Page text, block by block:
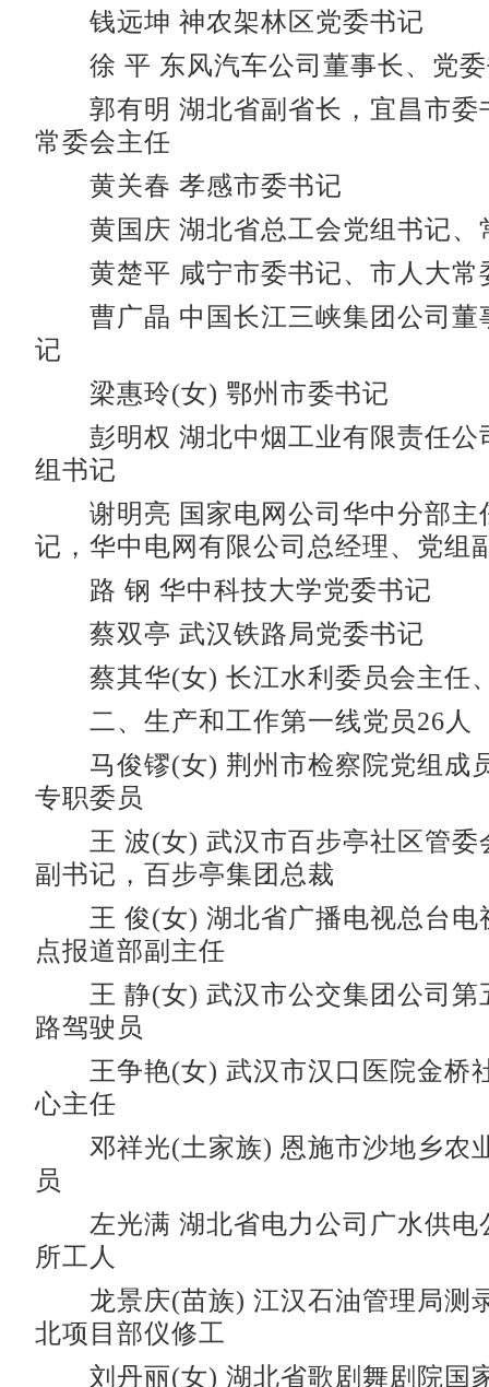
钱远坤 神农架林区党委书记
徐 平 东风汽车公司董事长、党委
郭有明 湖北省副省长，宜昌市委
常委会主任
黄关春 孝感市委书记
黄国庆 湖北省总工会党组书记、
黄楚平 咸宁市委书记、市人大常
曹广晶 中国长江三峡集团公司董
记
梁惠玲(女) 鄂州市委书记
彭明权 湖北中烟工业有限责任公
组书记
谢明亮 国家电网公司华中分部主
记，华中电网有限公司总经理、党组
路 钢 华中科技大学党委书记
蔡双亭 武汉铁路局党委书记
蔡其华(女) 长江水利委员会主任
二、生产和工作第一线党员26人
马俊镠(女) 荆州市检察院党组成
专职委员
王 波(女) 武汉市百步亭社区管委
副书记，百步亭集团总裁
王 俊(女) 湖北省广播电视总台电
点报道部副主任
王 静(女) 武汉市公交集团公司第
路驾驶员
王争艳(女) 武汉市汉口医院金桥
心主任
邓祥光(土家族) 恩施市沙地乡农
员
左光满 湖北省电力公司广水供电
所工人
龙景庆(苗族) 江汉石油管理局测
北项目部仪修工
刘丹丽(女) 湖北省歌剧舞剧院国